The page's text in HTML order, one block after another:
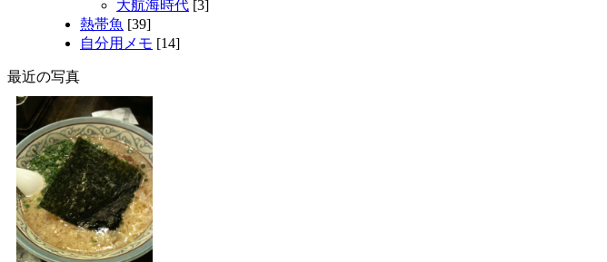
大航海時代 [3]
熱帯魚 [39]
自分用メモ [14]
最近の写真